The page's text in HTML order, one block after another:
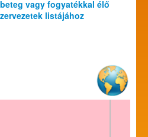
vagy fogyatékkal élő
listájához